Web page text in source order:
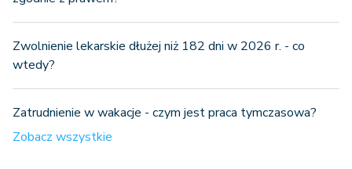
Zwolnienie lekarskie dłużej niż 182 dni w 2026 r. - co
wtedy?
Zatrudnienie w wakacje - czym jest praca tymczasowa?
Zobacz wszystkie